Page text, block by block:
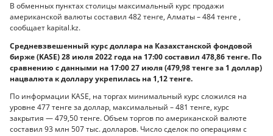
В обменных пунктах столицы максимальный курс продажи
американской валюты составил 482 тенге, Алматы – 484 тенге ,
сообщает kapital.kz.
Средневзвешенный курс доллара на Казахстанской фондовой
бирже (KASE) 28 июля 2022 года на 17:00 составил 478,86 тенге. По
сравнению с данными на 17:00 27 июля (479,98 тенге за 1 доллар)
нацвалюта к доллару укрепилась на 1,12 тенге.
По информации KASE, на торгах минимальный курс сложился на
уровне 477 тенге за доллар, максимальный – 481 тенге, курс
закрытия — 479,50 тенге. Объем торгов по американской валюте
составил 93 млн 507 тыс. долларов. Число сделок по операциям с